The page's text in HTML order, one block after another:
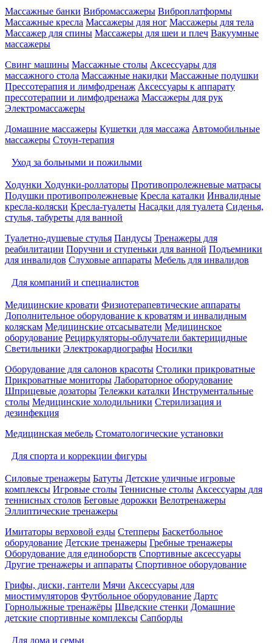
Массажные банки Вибромассажеры Виброплатформы
Массажные кресла Массажеры для ног Массажеры для тела
Массажер для спины Массажеры для шеи и плеч Вакуумные
массажеры
Свинг машины Массажные столы Аксессуары для
массажного стола Массажные накидки Массажные подушки
Прессотерапия и лимфодренаж Аксессуары к аппарату
прессотерапии и лимфодренажа Массажеры для рук
Электромассажеры
Домашние массажеры Кушетки для массажа Автомобильные
массажеры Стоун-терапия
Уход за больными и пожилыми
Ходунки Ходунки-роллаторы Противопролежневые матрасы
Подушки противопролежневые Кресла каталки Инвалидные
кресла-коляски Кресла-туалеты Насадки для туалета Сиденья,
стулья, табуреты для ванной
Туалетно-душевые стулья Пандусы Тренажеры для
реабилитации Поручни и ступеньки для ванной Подъемники
для инвалидов Слуховые аппараты Мебель для инвалидов
Для компаний и специалистов
Медицинские кровати Физиотерапевтические аппараты
Дополнительное оборудование к кроватям и инвалидным
коляскам Медицинские отсасыватели Медицинское
оборудование Рециркуляторы-облучатели бактерицидные
Светильники Электрокардиографы Носилки
Оборудование для салонов красоты Столики прикроватные
Прикроватные мониторы Лабораторное оборудование
Шприцевые дозаторы Тележки каталки Инструментальные
столы Медицинские холодильники Стерилизация и
дезинфекция
Медицинская мебель Стоматологические установки
Для спорта и коррекции фигуры
Силовые тренажеры Батуты Детские уличные игровые
комплексы Игровые столы Теннисные столы Аксессуары для
теннисных столов Беговые дорожки Велотренажеры
Эллиптические тренажеры
Имитаторы верховой езды Степперы Баскетбольное
оборудование Детские тренажеры Гребные тренажеры
Оборудование для единоборств Спортивные аксессуары
Другие тренажеры и аппараты Спортивное оборудование
Грифы, диски, гантели Мячи Аксессуары для
миостимуляторов Футбольное оборудование Дартс
Горнолыжные тренажёры Шведские стенки Домашние
детские спортивные комплексы Сапборды
Для дома и семьи